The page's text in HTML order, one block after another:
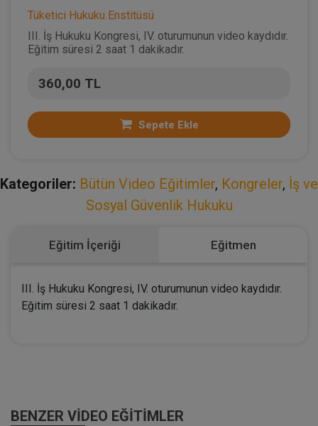
Tüketici Hukuku Enstitüsü
III. İş Hukuku Kongresi, IV. oturumunun video kaydıdır.
Eğitim süresi 2 saat 1 dakikadır.
360,00 TL
Sepete Ekle
Kategoriler: Bütün Video Eğitimler, Kongreler, İş ve
Sosyal Güvenlik Hukuku
Eğitim İçeriği Eğitmen
III. İş Hukuku Kongresi, IV. oturumunun video kaydıdır.
Eğitim süresi 2 saat 1 dakikadır.
BENZER VIDEO EĞITIMLER